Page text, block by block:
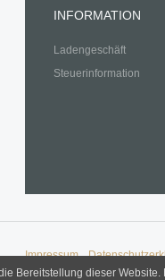
INFORMATION
Ladengeschäft
Steuerinformation
Impressum
© 2025 Edelmetalle
Bereitstellung dieser